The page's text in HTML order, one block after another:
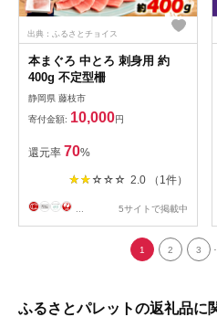
出典：ふるさとチョイス
本まぐろ 中とろ 刺身用 約
400g 不定型柵
静岡県 藤枝市
寄付金額: 10,000円
還元率 70%
2.0 （1件）
5サイトで掲載中
1 2 3
ふるさとパレットの返礼品に